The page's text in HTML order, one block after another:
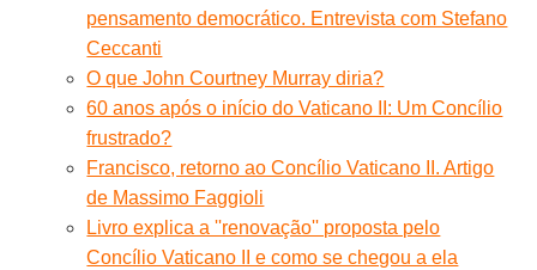
pensamento democrático. Entrevista com Stefano
Ceccanti
O que John Courtney Murray diria?
60 anos após o início do Vaticano II: Um Concílio
frustrado?
Francisco, retorno ao Concílio Vaticano II. Artigo
de Massimo Faggioli
Livro explica a ''renovação'' proposta pelo
Concílio Vaticano II e como se chegou a ela